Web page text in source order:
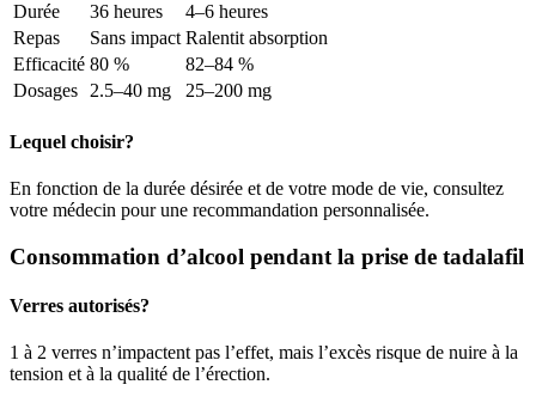
Durée
36 heures
4–6 heures
Repas
Sans impact Ralentit absorption
Efficacité 80 %
82–84 %
Dosages
2.5–40 mg 25–200 mg
Lequel choisir?
En fonction de la durée désirée et de votre mode de vie, consultez
votre médecin pour une recommandation personnalisée.
Consommation d’alcool pendant la prise de tadalafil
Verres autorisés?
1 à 2 verres n’impactent pas l’effet, mais l’excès risque de nuire à la
tension et à la qualité de l’érection.